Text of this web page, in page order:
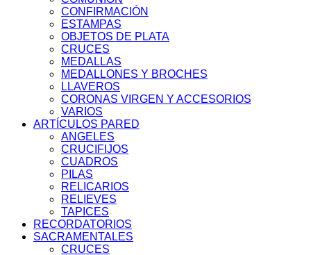
CONFIRMACIÓN
ESTAMPAS
OBJETOS DE PLATA
CRUCES
MEDALLAS
MEDALLONES Y BROCHES
LLAVEROS
CORONAS VIRGEN Y ACCESORIOS
VARIOS
ARTÍCULOS PARED
ANGELES
CRUCIFIJOS
CUADROS
PILAS
RELICARIOS
RELIEVES
TAPICES
RECORDATORIOS
SACRAMENTALES
CRUCES